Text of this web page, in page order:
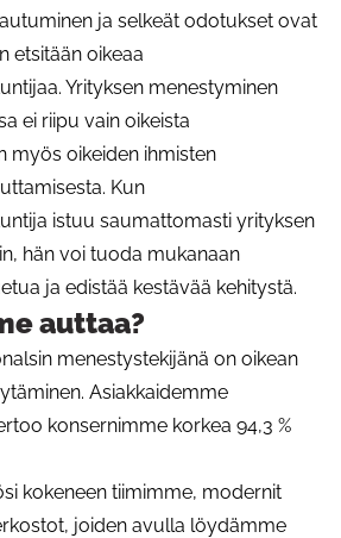
ja selkeät odotukset ovat
etsitään oikeaa
Yrityksen menestyminen
ei riipu vain oikeista
myös oikeiden ihmisten
Kun
istuu saumattomasti yrityksen
hän voi tuoda mukanaan
ja edistää kestävää kehitystä.
auttaa?
menestystekijänä on oikean
Asiakkaidemme
konsernimme korkea 94,3 %
kokeneen tiimimme, modernit
joiden avulla löydämme